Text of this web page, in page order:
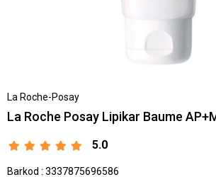
La Roche-Posay
La Roche Posay Lipikar Baume
5.0
Barkod : 3337875696586